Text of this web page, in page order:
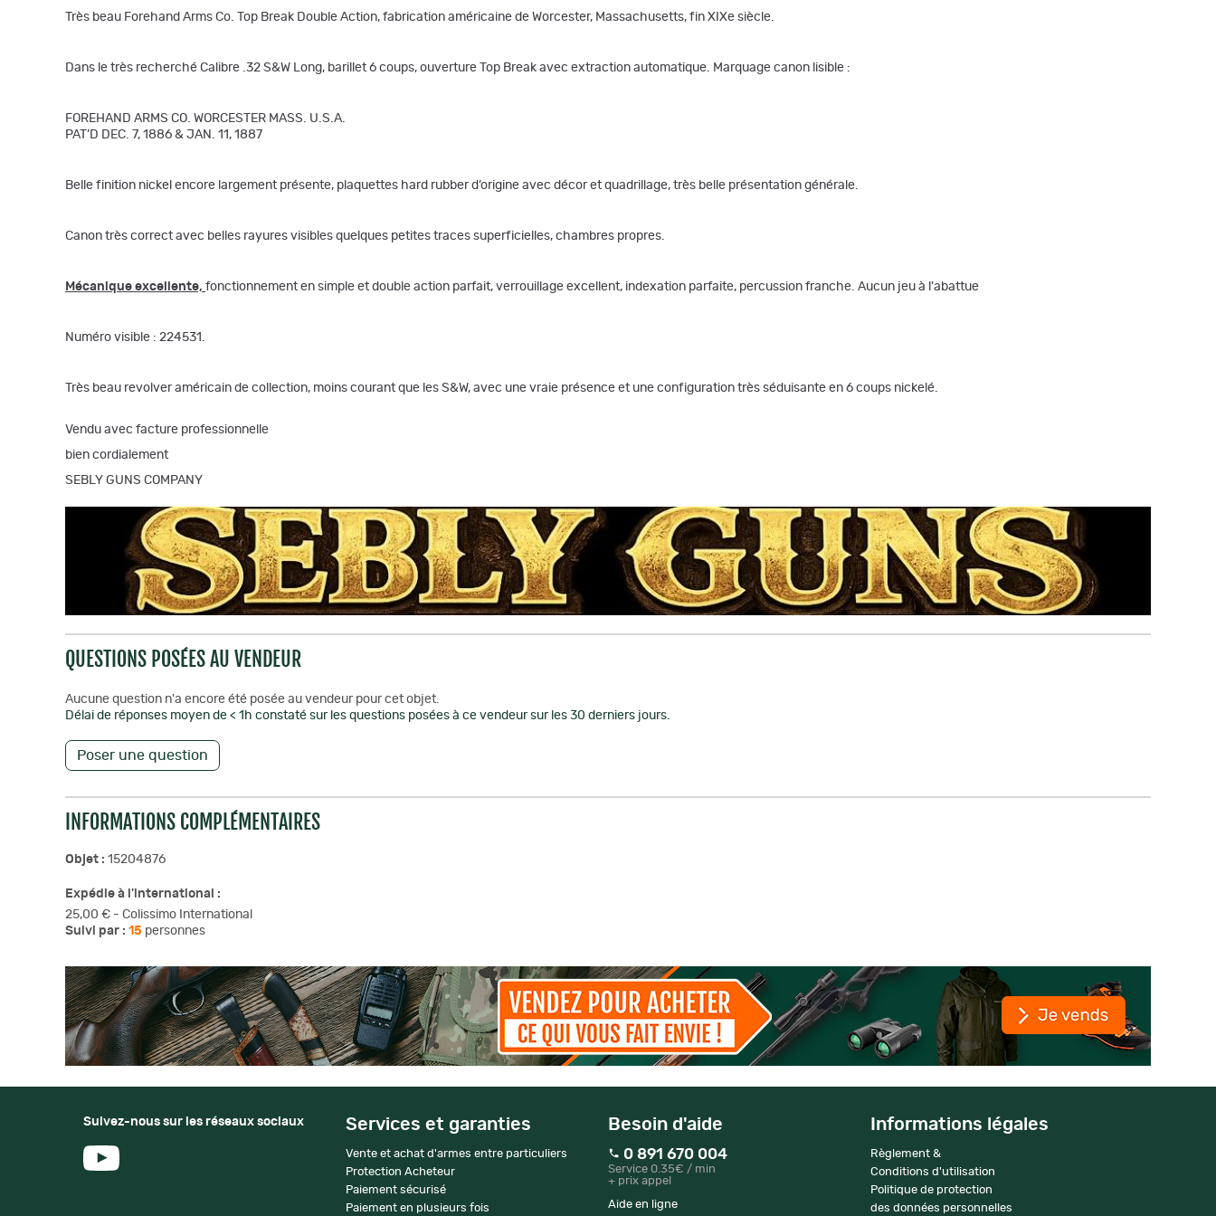
Très beau Forehand Arms Co. Top Break Double Action, fabrication américaine de Worcester, Massachusetts, fin XIXe siècle.
Dans le très recherché Calibre .32 S&W Long, barillet 6 coups, ouverture Top Break avec extraction automatique. Marquage canon lisible :
FOREHAND ARMS CO. WORCESTER MASS. U.S.A.
PAT’D DEC. 7, 1886 & JAN. 11, 1887
Belle finition nickel encore largement présente, plaquettes hard rubber d’origine avec décor et quadrillage, très belle présentation générale.
Canon très correct avec belles rayures visibles quelques petites traces superficielles, chambres propres.
Mécanique excellente, fonctionnement en simple et double action parfait, verrouillage excellent, indexation parfaite, percussion franche. Aucun jeu à l'abattue
Numéro visible : 224531.
Très beau revolver américain de collection, moins courant que les S&W, avec une vraie présence et une configuration très séduisante en 6 coups nickelé.
Vendu avec facture professionnelle
bien cordialement
SEBLY GUNS COMPANY
QUESTIONS POSÉES AU VENDEUR
Aucune question n'a encore été posée au vendeur pour cet objet.
Délai de réponses moyen de < 1h constaté sur les questions posées à ce vendeur sur les 30 derniers jours.
Poser une question
INFORMATIONS COMPLÉMENTAIRES
Objet : 15204876
Expédie à l'international :
25,00 € - Colissimo International
Suivi par : 15 personnes
Suivez-nous sur les réseaux sociaux Services et garanties
Vente et achat d'armes entre particuliers
Protection Acheteur
Paiement sécurisé
Paiement en plusieurs fois
Besoin d'aide
0 891 670 004
Service 0.35€ / min
+ prix appel
Aide en ligne
Informations légales
Règlement &
Conditions d'utilisation
Politique de protection
des données personnelles